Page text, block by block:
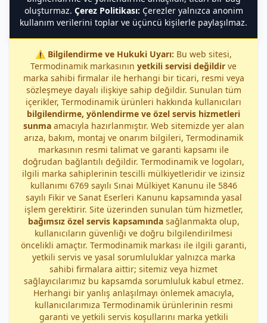
oluşturmaz. Çerez Politikası: Çerezler yalnızca anonim
kullanım verilerini toplar ve üçüncü kişilerle paylaşılmaz.
⚠️ Bilgilendirme ve Hukuki Uyarı: Bu web sitesi,
Termodinamik markasının yetkili servisi değildir ve
marka sahibi firmalar ile herhangi bir ticari, resmi veya
sözleşmeye dayalı ilişkiye sahip değildir. Sunulan tüm
içerikler, Termodinamik ürünleri hakkında kullanıcıları
bilgilendirme, yönlendirme ve özel servis hizmetleri
sunmaamacıyla hazırlanmıştır. Web sitemizde yer alan
arıza, bakım, montaj ve onarım bilgileri, Termodinamik
markasının resmi talimat ve garanti kapsamı ile
doğrudan bağlantılı değildir. Termodinamik ve logoları,
ilgili marka sahiplerinin tescilli mülkiyetleridir ve izinsiz
kullanımı 6769 sayılı Sınai Mülkiyet Kanunu ile 5846
sayılı Fikir ve Sanat Eserleri Kanunu kapsamında yasal
işlem gerektirir. Site üzerinden sunulan tüm hizmetler,
bağımsız özel servis kapsamındasağlanmakta olup,
kullanıcıların güvenliği ve doğru bilgilendirilmesi
öncelikli amaçtır. Termodinamik markası ile ilgili garanti,
yetkili servis ve yasal sorumluluklar yalnızca marka
sahibi firmalara aittir; sitemiz veya hizmet
sağlayıcılarımız bu kapsamda sorumluluk kabul etmez.
Herhangi bir yanlış anlaşılmayı önlemek amacıyla,
kullanıcılarımıza Termodinamik ürünlerinin resmi
garanti ve yetkili servis koşullarını marka yetkili